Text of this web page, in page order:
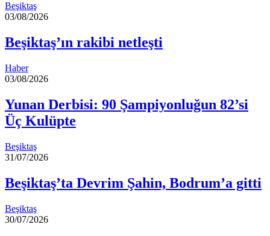
Beşiktaş
03/08/2026
Beşiktaş’ın rakibi netleşti
Haber
03/08/2026
Yunan Derbisi: 90 Şampiyonluğun 82’si
Üç Kulüpte
Beşiktaş
31/07/2026
Beşiktaş’ta Devrim Şahin, Bodrum’a gitti
Beşiktaş
30/07/2026